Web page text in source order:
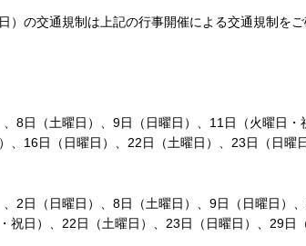
）の交通規制は上記の行事開催による交通規制をご
8日（土曜日）、9日（日曜日）、11日（火曜日・
、16日（日曜日）、22日（土曜日）、23日（日曜
2日（日曜日）、8日（土曜日）、9日（日曜日）
祝日）、22日（土曜日）、23日（日曜日）、29日